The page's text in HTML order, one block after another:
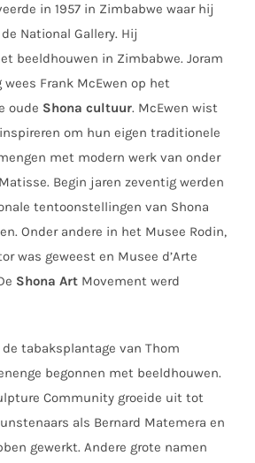
in 1957 in Zimbabwe waar hij
National Gallery. Hij
beeldhouwen in Zimbabwe. Joram
wees Frank McEwen op het
oude Shona cultuur. McEwen wist
om hun eigen traditionele
met modern werk van onder
Begin jaren zeventig werden
tentoonstellingen van Shona
Onder andere in het Musee Rodin,
was geweest en Musee d’Arte
Shona Art Movement werd
de tabaksplantage van Thom
begonnen met beeldhouwen.
Community groeide uit tot
als Bernard Matemera en
gewerkt. Andere grote namen